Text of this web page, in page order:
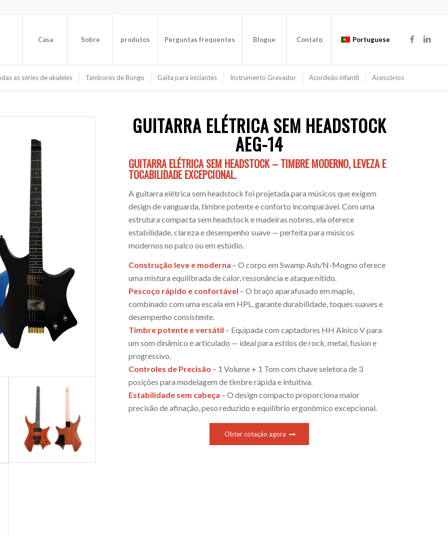
Casa Sobre produtos Perguntas frequentes Blogue Contato Portuguese
as séries de ukuleles Tambores de Bongo Gaita para iniciantes Instrumento Gravador Acordeão infantil Acessórios
GUITARRA ELÉTRICA SEM HEADSTOCK
AEG-14
GUITARRA ELÉTRICA SEM HEADSTOCK – TIMBRE MODERNO, LEVEZA E
TOCABILIDADE EXCEPCIONAL.
A guitarra elétrica sem headstock foi projetada para músicos que exigem
design de vanguarda, timbre potente e conforto incomparável. Com uma
estrutura compacta sem headstock e madeiras nobres, ela oferece
estabilidade, clareza e desempenho suave — perfeita para músicos
modernos no palco ou em estúdio.
Construção leve e moderna – O corpo em Swamp Ash/N-Mogno oferece
uma mistura equilibrada de calor, ressonância e ataque nítido.
Pescoço rápido e confortável – O braço aparafusado em maple,
combinado com uma escala em HPL, garante durabilidade, toques suaves e
desempenho consistente.
Timbre potente e versátil – Equipada com captadores HH Alnico V para
um som dinâmico e articulado — ideal para estilos de rock, metal, fusion e
progressivo.
Controles de Precisão – 1 Volume + 1 Tom com chave seletora de 3
posições para modelagem de timbre rápida e intuitiva.
Estabilidade sem cabeça – O design compacto proporciona maior
precisão de afinação, peso reduzido e equilíbrio ergonômico excepcional.
Obter cotação agora